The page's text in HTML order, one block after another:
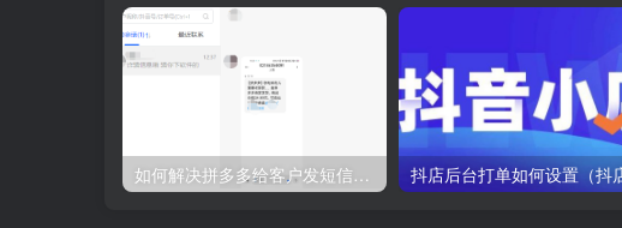
如何解决拼多多给客户发短信问题？